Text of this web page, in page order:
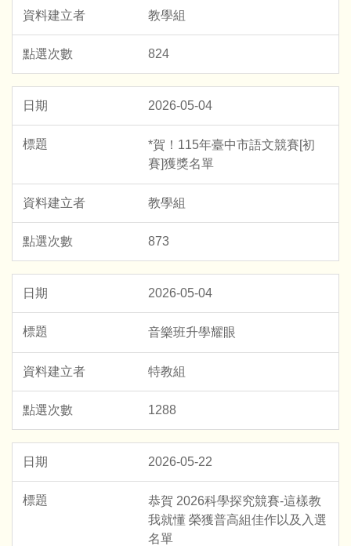
教學組
824
2026-05-04
*賀！115年臺中市語文競賽[初
賽]獲獎名單
教學組
873
2026-05-04
音樂班升學耀眼
特教組
1288
2026-05-22
恭賀 2026科學探究競賽-這樣教
我就懂 榮獲普高組佳作以及入選
名單